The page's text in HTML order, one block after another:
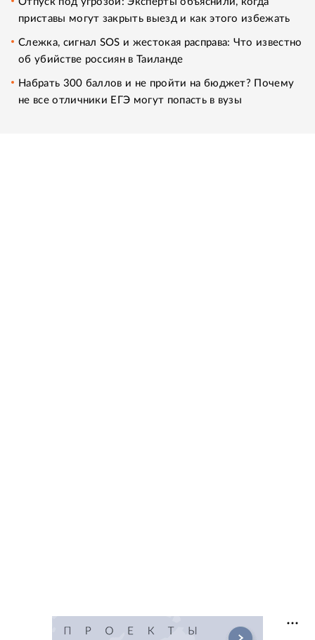
приставы могут закрыть выезд и как этого избежать
Слежка, сигнал SOS и жестокая расправа: Что известно
об убийстве россиян в Таиланде
Набрать 300 баллов и не пройти на бюджет? Почему
не все отличники ЕГЭ могут попасть в вузы